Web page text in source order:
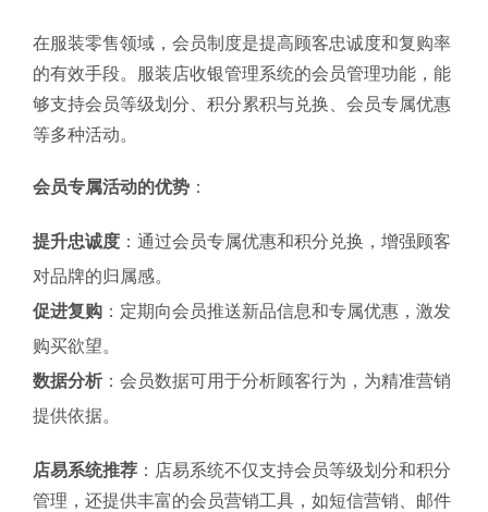
在服装零售领域，会员制度是提高顾客忠诚度和复购率
的有效手段。服装店收银管理系统的会员管理功能，能
够支持会员等级划分、积分累积与兑换、会员专属优惠
等多种活动。
会员专属活动的优势 ：
提升忠诚度 ：通过会员专属优惠和积分兑换，增强顾客
对品牌的归属感。
促进复购 ：定期向会员推送新品信息和专属优惠，激发
购买欲望。
数据分析 ：会员数据可用于分析顾客行为，为精准营销
提供依据。
店易系统推荐 ：店易系统不仅支持会员等级划分和积分
管理，还提供丰富的会员营销工具，如短信营销、邮件